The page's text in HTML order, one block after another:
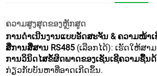
ຄວາມສູງສຸດຂອງຫຼັກສູດ
ການດຳເນີນງານແບບອັດສະຈັນ & ຄວາມໜ້າເ
ສື່ການສື່ສານ RS485 (ເລືອກໄດ້): ເຮັດໃຫ້ສາ
ການວິນິດໄສຂໍ້ຜິດພາດຂອງເຊັນເຊີຄວາມຊື້ນດ້
ກ່ຽວກັບບັນຫາທີ່ອາດເກີດຂຶ້ນ.